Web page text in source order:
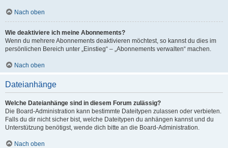
Nach oben
Wie deaktiviere ich meine Abonnements?
Wenn du mehrere Abonnements deaktivieren möchtest, so kannst du dies im
persönlichen Bereich unter „Einstieg“ – „Abonnements verwalten“ machen.
Nach oben
Dateianhänge
Welche Dateianhänge sind in diesem Forum zulässig?
Die Board-Administration kann bestimmte Dateitypen zulassen oder verbieten.
Falls du dir nicht sicher bist, welche Dateitypen du anhängen kannst und du
Unterstützung benötigst, wende dich bitte an die Board-Administration.
Nach oben